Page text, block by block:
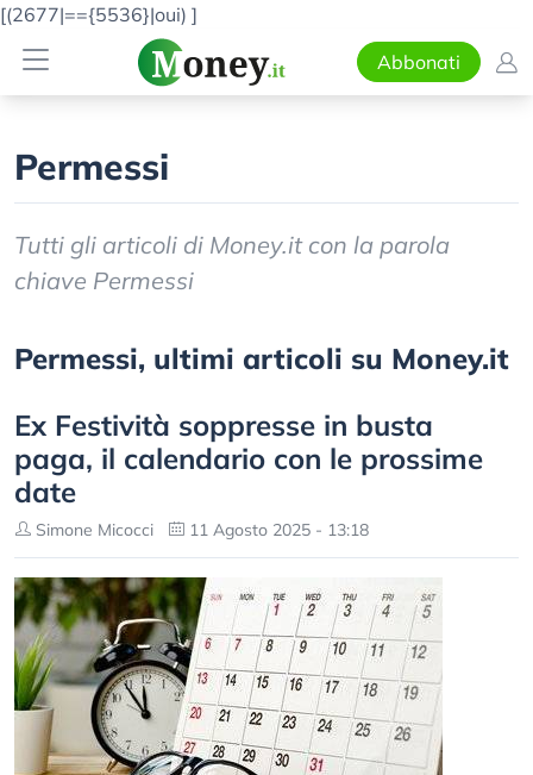
[(2677|=={5536}|oui) ]
Abbonati
Permessi
Tutti gli articoli di Money.it con la parola
chiave Permessi
Permessi, ultimi articoli su Money.it
Ex Festività soppresse in busta
paga, il calendario con le prossime
date
Simone Micocci 11 Agosto 2025 - 13:18